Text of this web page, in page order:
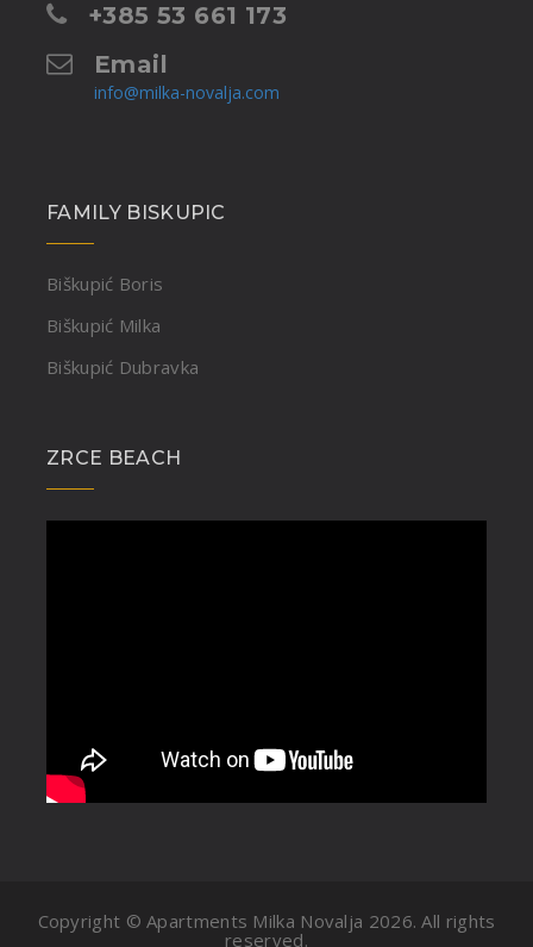
+385 53 661 173
Email
info@milka-novalja.com
FAMILY BISKUPIC
Biškupić Boris
Biškupić Milka
Biškupić Dubravka
ZRCE BEACH
Copyright © Apartments Milka Novalja 2026. All rights
reserved.